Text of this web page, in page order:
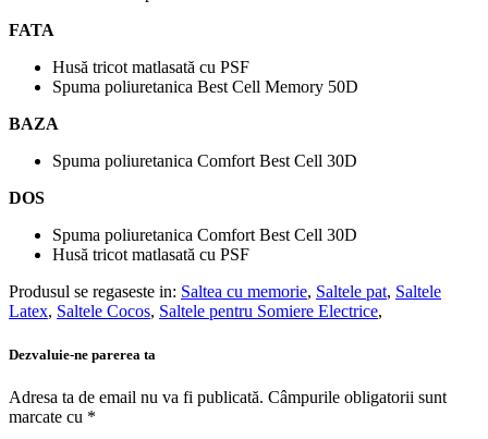
FATA
Husă tricot matlasată cu PSF
Spuma poliuretanica Best Cell Memory 50D
BAZA
Spuma poliuretanica Comfort Best Cell 30D
DOS
Spuma poliuretanica Comfort Best Cell 30D
Husă tricot matlasată cu PSF
Produsul se regaseste in: Saltea cu memorie, Saltele pat, Saltele
Latex, Saltele Cocos, Saltele pentru Somiere Electrice,
Dezvaluie-ne parerea ta
Adresa ta de email nu va fi publicată. Câmpurile obligatorii sunt
marcate cu *